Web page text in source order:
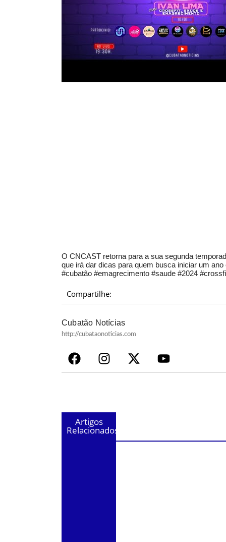
O CNCAST retorna para a sua segunda
que irá dar dicas para quem busca iniciar um
#cubatão #emagrecimento #saude #2024
Compartilhe:
Cubatão Notícias
http://cubataonoticias.com
Artigos
Relacionados